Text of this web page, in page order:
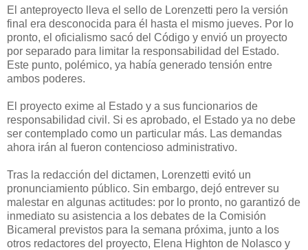
El anteproyecto lleva el sello de Lorenzetti pero la versión
final era desconocida para él hasta el mismo jueves. Por lo
pronto, el oficialismo sacó del Código y envió un proyecto
por separado para limitar la responsabilidad del Estado.
Este punto, polémico, ya había generado tensión entre
ambos poderes.
El proyecto exime al Estado y a sus funcionarios de
responsabilidad civil. Si es aprobado, el Estado ya no debe
ser contemplado como un particular más. Las demandas
ahora irán al fueron contencioso administrativo.
Tras la redacción del dictamen, Lorenzetti evitó un
pronunciamiento público. Sin embargo, dejó entrever su
malestar en algunas actitudes: por lo pronto, no garantizó de
inmediato su asistencia a los debates de la Comisión
Bicameral previstos para la semana próxima, junto a los
otros redactores del proyecto, Elena Highton de Nolasco y